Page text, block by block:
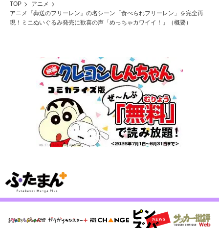
TOP
アニメ
アニメ『葬送のフリーレン』の名シーン「食べられフリーレン」を完全再
現！ミニぬいぐるみ発売に歓喜の声「めっちゃカワイイ！」（概要）